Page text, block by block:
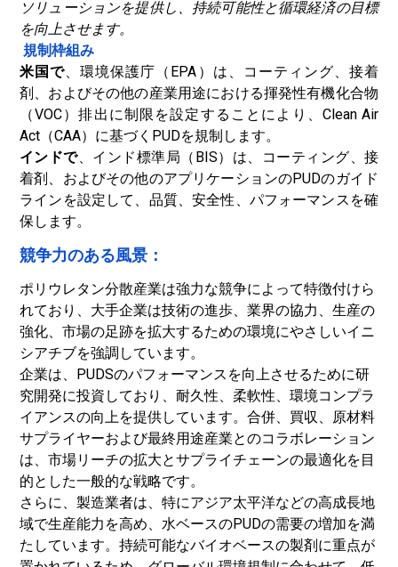
ソリューションを提供し、持続可能性と循環経済の目標
を向上させます。
規制枠組み
米国で、環境保護庁（EPA）は、コーティング、接着
剤、およびその他の産業用途における揮発性有機化合物
（VOC）排出に制限を設定することにより、Clean Air
Act（CAA）に基づくPUDを規制します。
インドで、インド標準局（BIS）は、コーティング、接
着剤、およびその他のアプリケーションのPUDのガイド
ラインを設定して、品質、安全性、パフォーマンスを確
保します。
競争力のある風景：
ポリウレタン分散産業は強力な競争によって特徴付けら
れており、大手企業は技術の進歩、業界の協力、生産の
強化、市場の足跡を拡大するための環境にやさしいイニ
シアチブを強調しています。
企業は、PUDSのパフォーマンスを向上させるために研
究開発に投資しており、耐久性、柔軟性、環境コンプラ
イアンスの向上を提供しています。合併、買収、原材料
サプライヤーおよび最終用途産業とのコラボレーション
は、市場リーチの拡大とサプライチェーンの最適化を目
的とした一般的な戦略です。
さらに、製造業者は、特にアジア太平洋などの高成長地
域で生産能力を高め、水ベースのPUDの需要の増加を満
たしています。持続可能なバイオベースの製剤に重点が